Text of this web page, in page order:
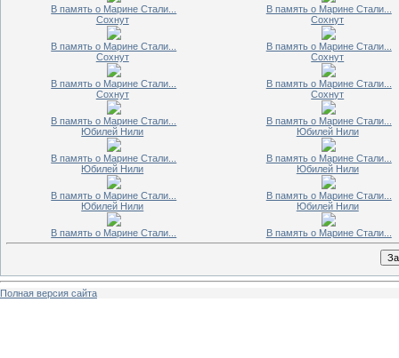
В память о Марине Стали...
В память о Марине Стали...
Сохнут
В память о Марине Стали...
Сохнут
В память о Марине Стали...
Сохнут
В память о Марине Стали...
Сохнут
В память о Марине Стали...
Сохнут
В память о Марине Стали...
Сохнут
В память о Марине Стали...
Юбилей Нили
В память о Марине Стали...
Юбилей Нили
В память о Марине Стали...
Юбилей Нили
В память о Марине Стали...
Юбилей Нили
В память о Марине Стали...
Юбилей Нили
В память о Марине Стали...
Юбилей Нили
В память о Марине Стали...
Полная версия сайта